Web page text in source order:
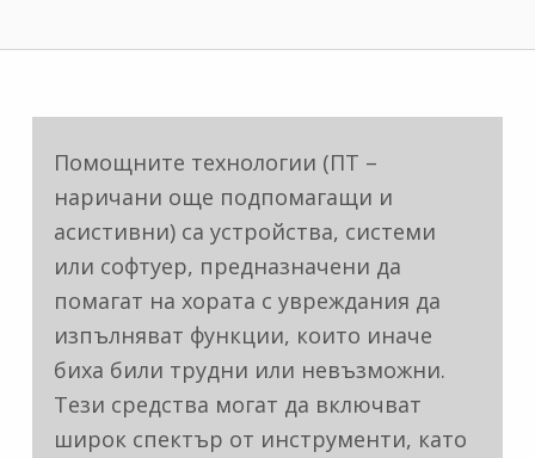
Помощните технологии (ПТ –
наричани още подпомагащи и
асистивни) са устройства, системи
или софтуер, предназначени да
помагат на хората с увреждания да
изпълняват функции, които иначе
биха били трудни или невъзможни.
Тези средства могат да включват
широк спектър от инструменти, като